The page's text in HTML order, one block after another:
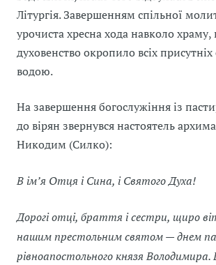
Літургія. Завершенням спільної
урочиста хресна хода навколо храму,
духовенство окропило всіх
водою.
На завершення богослужіння із
до вірян звернувся настоятель
Никодим (Силко):
В ім’я Отця і Сина, і Святого Духа!
Дорогі отці, браття і сестри, щиро
нашим престольним святом — днем
рівноапостольного князя